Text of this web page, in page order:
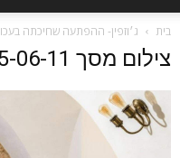
בית ג׳וזפין- ההפתעה שחיכתה בעכו
צילום מסך 2025-06-11 ב-16.50.16